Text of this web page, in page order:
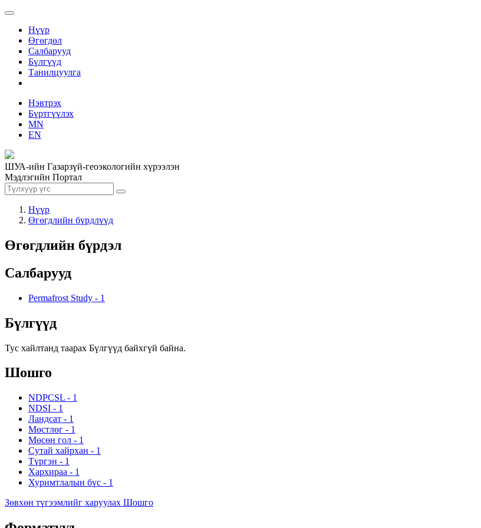
Нүүр
Өгөгдөл
Салбарууд
Бүлгүүд
Танилцуулга
Нэвтрэх
Бүртгүүлэх
MN
EN
ШУА-ийн Газарзүй-геоэкологийн хүрээлэн
Мэдлэгийн Портал
Нүүр
Өгөгдлийн бүрдлүүд
Өгөгдлийн бүрдэл
Салбарууд
Permafrost Study - 1
Бүлгүүд
Тус хайлтанд таарах Бүлгүүд байхгүй байна.
Шошго
NDPCSL - 1
NDSI - 1
Ландсат - 1
Мөстлөг - 1
Мөсөн гол - 1
Сутай хайрхан - 1
Түргэн - 1
Хархираа - 1
Хуримтлалын бүс - 1
Зөвхөн түгээмлийг харуулах Шошго